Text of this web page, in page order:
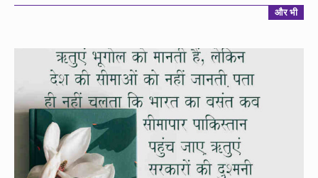
और भी